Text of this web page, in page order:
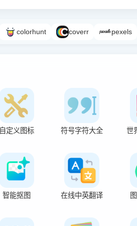
colorhunt coverr pexels
自定义图标 符号字符大全 世
智能抠图 在线中英翻译